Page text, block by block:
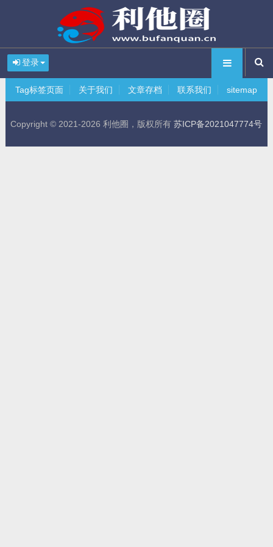
登录
Tag标签页面 关于我们 文章存档 联系我们 sitemap
Copyright © 2021-2026 利他圈，版权所有苏ICP备2021047774号